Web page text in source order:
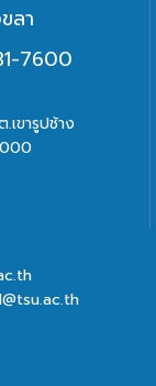
ลา
7600
ขารูปช้าง